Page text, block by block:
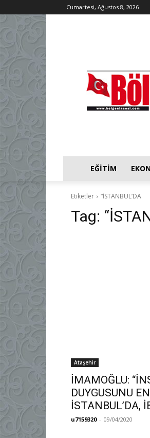
Cumartesi, Ağustos 8, 2026
EĞITIM
Etiketler “İSTANBUL’DA
Tag:
Ataşehir
​İMAMOĞLU:
DUYGUSUNU
İSTANBUL’DA,
u7159320 - 09/04/2020